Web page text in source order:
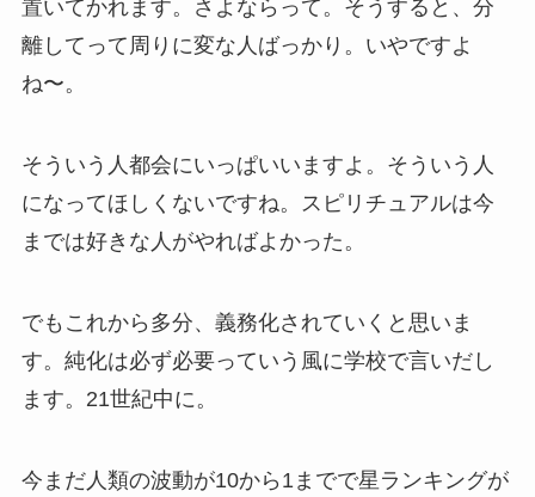
置いてかれます。
さよならって。そうすると、分
離してって周りに変な人ばっかり。いやですよ
ね〜。
そういう人 都会にいっぱいいますよ。そういう人
になってほしくないですね。
スピリチュアルは今
までは好きな人がやればよかった。
でもこれから多分、義務化されていくと思いま
す。純化は必ず必要っていう風に学校で言いだし
ます。21世紀中に。
今まだ人類の波動が10から1までで星ランキングが